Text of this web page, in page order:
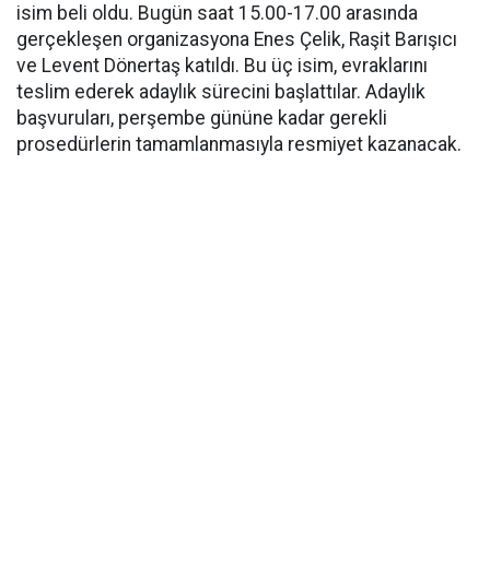
isim beli oldu. Bugün saat 15.00-17.00 arasında
gerçekleşen organizasyona Enes Çelik, Raşit Barışıcı
ve Levent Dönertaş katıldı. Bu üç isim, evraklarını
teslim ederek adaylık sürecini başlattılar. Adaylık
başvuruları, perşembe gününe kadar gerekli
prosedürlerin tamamlanmasıyla resmiyet kazanacak.